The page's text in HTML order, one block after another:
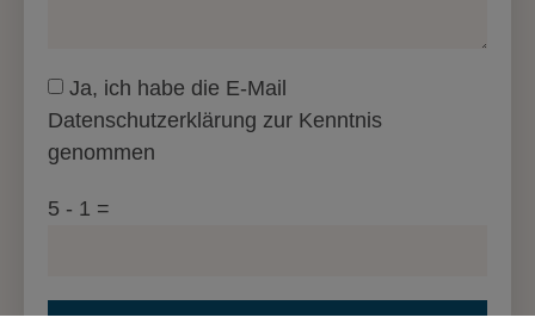
Ja, ich habe die E-Mail
Datenschutzerklärung zur Kenntnis
genommen
5 - 1 =